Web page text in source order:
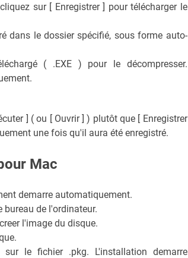
sur [ Enregistrer ] pour télécharger le
dans le dossier spécifié, sous forme auto-
( .EXE ) pour le décompresser.
] ( ou [ Ouvrir ] ) plutôt que [ Enregistrer
une fois qu'il aura été enregistré.
Mac
demarre automatiquement.
bureau de l'ordinateur.
l'image du disque.
sur le fichier .pkg. L'installation demarre